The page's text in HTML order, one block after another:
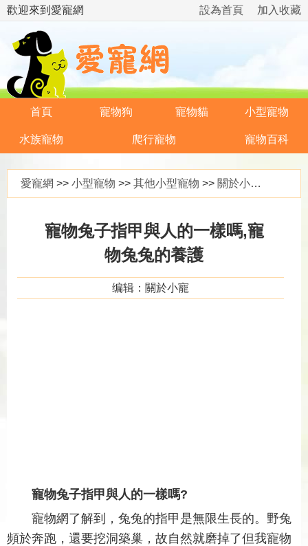
歡迎來到愛寵網 加入收藏
設為首頁
首頁 寵物狗 寵物貓 小型寵物
水族寵物 爬行寵物 寵物百科
愛寵網 >> 小型寵物 >> 其他小型寵物 >> 關於小寵
寵物兔子指甲與人的一樣嗎,寵
物兔兔的養護
编辑：關於小寵
寵物兔子指甲與人的一樣嗎?
寵物網了解到，兔兔的指甲是無限生長的。野兔
頻於奔跑，還要挖洞築巢，故自然就磨掉了但我寵物